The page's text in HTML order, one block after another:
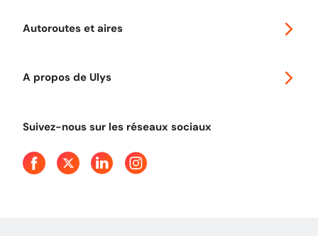
Autoroutes et aires
A propos de Ulys
Presse
Suivez-nous sur les réseaux sociaux